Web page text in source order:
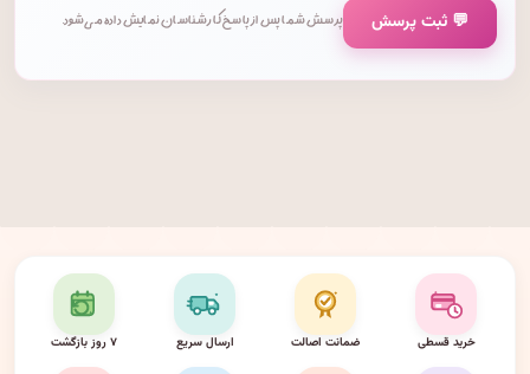
💬 ثبت پرسش پرسش شما پس از پاسخ کارشناسان نمایش داده می‌شود.
خرید قسطی ضمانت اصالت ارسال سریع ۷ روز بازگشت